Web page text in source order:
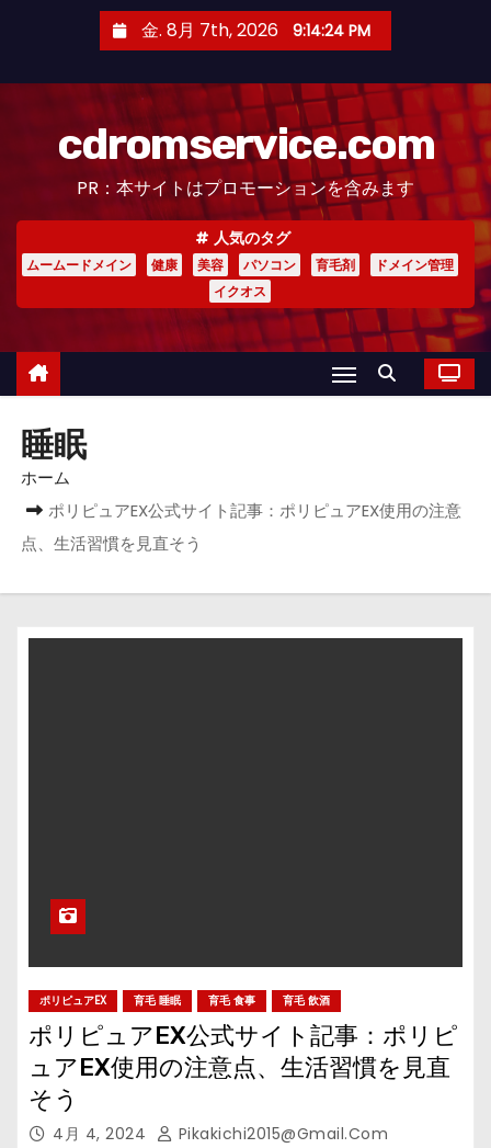
金. 8月 7th, 2026 9:14:24 PM
cdromservice.com
PR：本サイトはプロモーションを含みます
人気のタグ
ムームードメイン 健康 美容 パソコン 育毛剤
ドメイン管理
イクオス
睡眠
ホーム
ポリピュアEX公式サイト記事：ポリピュアEX使用の注意
点、生活習慣を見直そう
ポリピュアEX 育毛 睡眠 育毛 食事 育毛 飲酒
ポリピュアEX公式サイト記事：ポリピ
ュアEX使用の注意点、生活習慣を見直
そう
4月 4, 2024 Pikakichi2015@gmail.com